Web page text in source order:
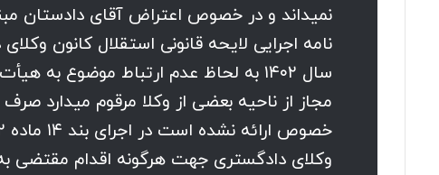
سال ۱۴۰۲ به لحاظ عدم ارتباط موضوع
مجاز از ناحیه بعضی از وکلا مرقوم میدارد
وکلای دادگستری جهت هرگونه اقدام مقتضی